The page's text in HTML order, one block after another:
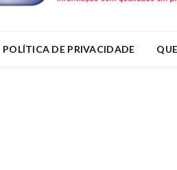
POLÍTICA DE PRIVACIDADE